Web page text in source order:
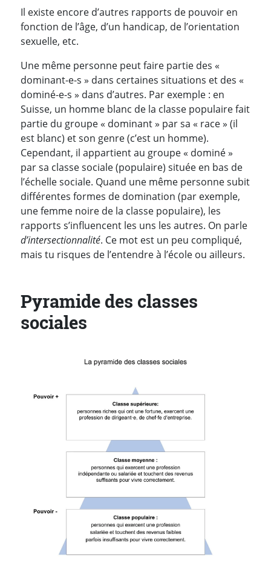
Il existe encore d’autres rapports de pouvoir en
fonction de l’âge, d’un handicap, de l’orientation
sexuelle, etc.
Une même personne peut faire partie des «
dominant-e-s » dans certaines situations et des «
dominé-e-s » dans d’autres. Par exemple : en
Suisse, un homme blanc de la classe populaire fait
partie du groupe « dominant » par sa « race » (il
est blanc) et son genre (c’est un homme).
Cependant, il appartient au groupe « dominé »
par sa classe sociale (populaire) située en bas de
l’échelle sociale. Quand une même personne subit
différentes formes de domination (par exemple,
une femme noire de la classe populaire), les
rapports s’influencent les uns les autres. On parle
d’intersectionnalité. Ce mot est un peu compliqué,
mais tu risques de l’entendre à l’école ou ailleurs.
Pyramide des classes
sociales